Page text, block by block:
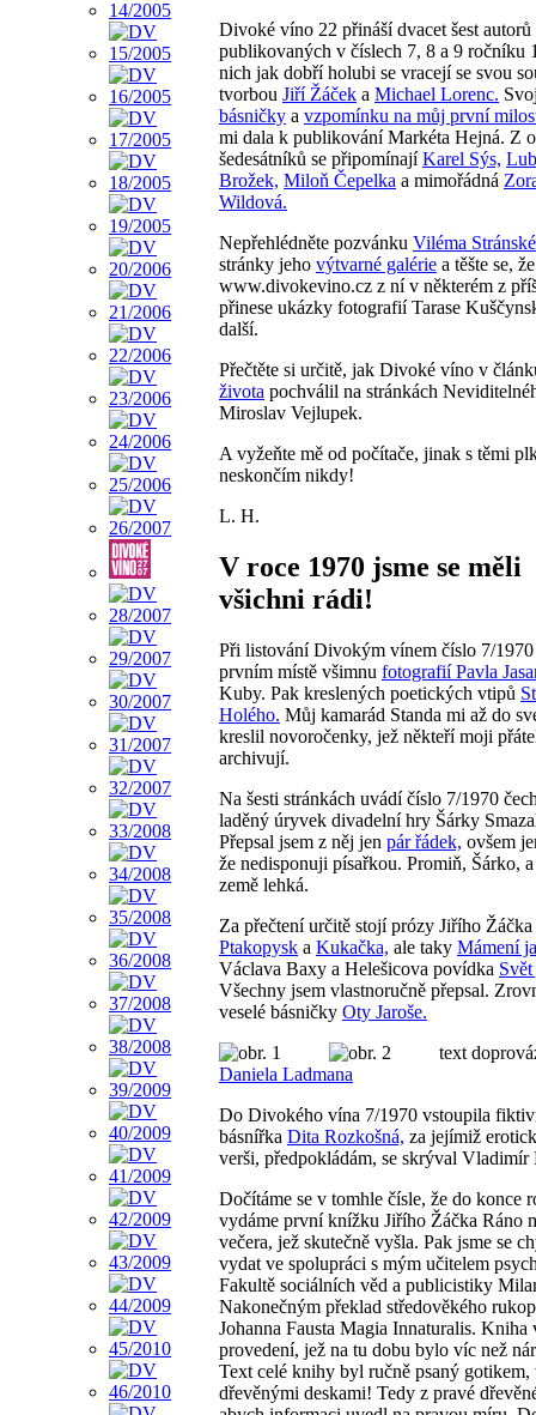
Divoké víno 22 přináší dvacet šest autorů
publikovaných v číslech 7, 8 a 9 ročníku
nich jak dobří holubi se vracejí se svou
tvorbou Jiří Žáček a Michael Lorenc.
básničky a vzpomínku na můj první
mi dala k publikování Markéta Hejná. Z
šedesátníků se připomínajíKarel Sýs,
Brožek, Miloň Čepelka a mimořádná
Wildová.
Nepřehlédněte pozvánku Viléma
stránky jeho výtvarné galérie a těšte se, že
www.divokevino.cz z ní v některém z
přinese ukázky fotografií Tarase
další.
Přečtěte si určitě, jak Divoké víno v
života pochválil na stránkách
Miroslav Vejlupek.
A vyžeňte mě od počítače, jinak s těmi
neskončím nikdy!
L. H.
V roce 1970 jsme se měli
všichni rádi!
Při listování Divokým vínem číslo 7/1970
prvním místě všimnu fotografií Pavla
Kuby. Pak kreslených poetických vtipů
Holého. Můj kamarád Standa mi až do
kreslil novoročenky, jež někteří moji
archivují.
Na šesti stránkách uvádí číslo 7/1970
laděný úryvek divadelní hry Šárky
Přepsal jsem z něj jen pár řádek, ovšem
že nedisponuji písařkou. Promiň, Šárko,
země lehká.
Za přečtení určitě stojí prózy Jiřího Žáčka
Ptakopysk a Kukačka, ale taky Mámení
Václava Baxy a Helešicova povídka
Všechny jsem vlastnoručně přepsal.
veselé básničky Oty Jaroše.
text
Daniela Ladmana
Do Divokého vína 7/1970 vstoupila
básnířka Dita Rozkošná, za jejímiž
verši, předpokládám, se skrýval Vladimír
Dočítáme se v tomhle čísle, že do konce
vydáme první knížku Jiřího Žáčka Ráno
večera, jež skutečně vyšla. Pak jsme se
vydat ve spolupráci s mým učitelem
Fakultě sociálních věd a publicistiky
Nakonečným překlad středověkého
Johanna Fausta Magia Innaturalis. Kniha
provedení, jež na tu dobu bylo víc než
Text celé knihy byl ručně psaný gotikem,
dřevěnými deskami! Tedy z pravé